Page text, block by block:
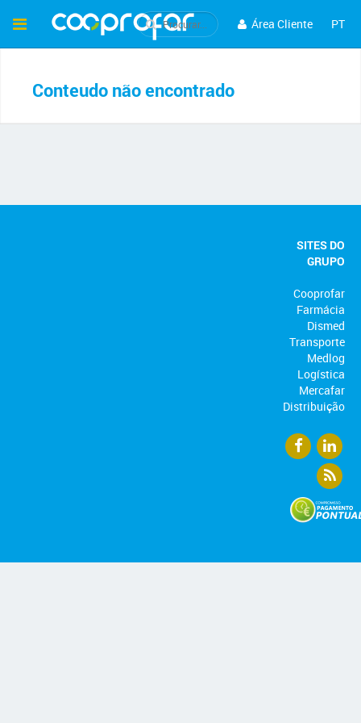
Área Cliente PT
Conteudo não encontrado
SITES DO
GRUPO
Cooprofar
Farmácia
Dismed
Transporte
Medlog
Logística
Mercafar
Distribuição